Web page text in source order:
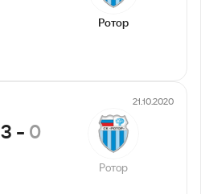
Ротор
21.10.2020
3 - 0
Ротор